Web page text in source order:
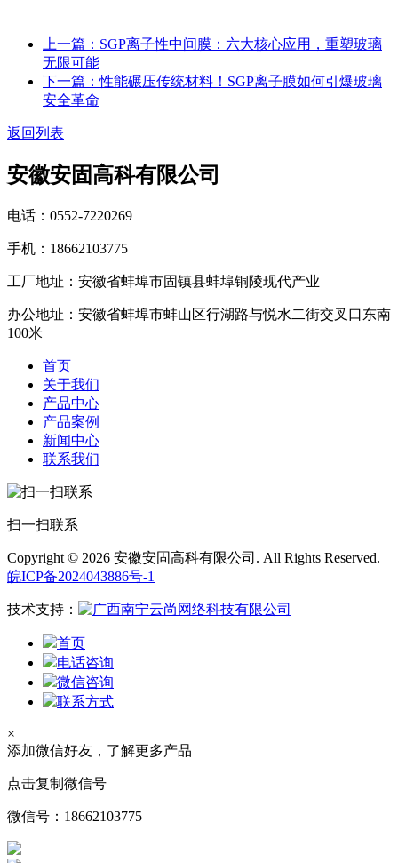
上一篇：SGP离子性中间膜：六大核心应用，重塑玻璃
无限可能
下一篇：性能碾压传统材料！SGP离子膜如何引爆玻璃
安全革命
返回列表
安徽安固高科有限公司
电话：0552-7220269
手机：18662103775
工厂地址：安徽省蚌埠市固镇县蚌埠铜陵现代产业
办公地址：安徽省蚌埠市蚌山区行湖路与悦水二街交叉口东南
100米
首页
关于我们
产品中心
产品案例
新闻中心
联系我们
扫一扫联系
Copyright © 2026 安徽安固高科有限公司. All Rights Reserved.
皖ICP备2024043886号-1
技术支持：
首页
电话咨询
微信咨询
联系方式
×
添加微信好友，了解更多产品
点击复制微信号
微信号： 18662103775